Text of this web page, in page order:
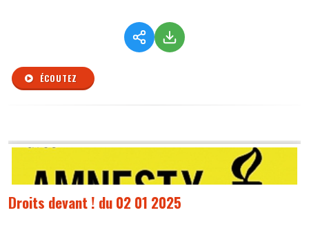
ÉCOUTEZ
Droits devant ! du 02 01 2025